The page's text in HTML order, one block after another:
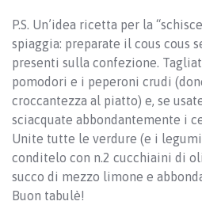
P.S. Un’idea ricetta per la
spiaggia: preparate il cous cous
presenti sulla confezione.
pomodori e i peperoni crudi
croccantezza al piatto) e, se
sciacquate abbondantemente i
Unite tutte le verdure (e i
conditelo con n.2 cucchiaini di
succo di mezzo limone e
Buon tabulè!